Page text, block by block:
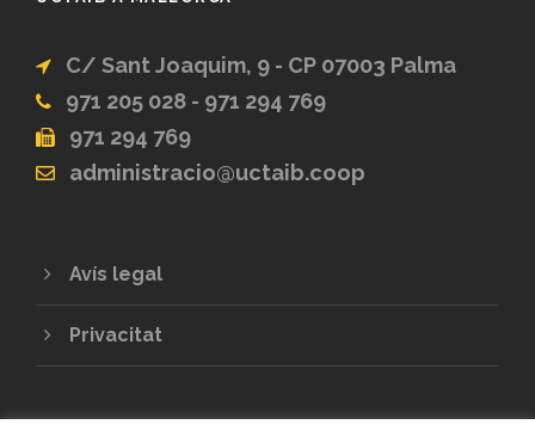
C/ Sant Joaquim, 9 - CP 07003 Palma
971 205 028 - 971 294 769
971 294 769
administracio@uctaib.coop
Avís legal
Privacitat